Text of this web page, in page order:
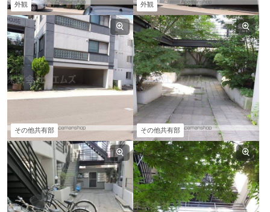
外観 外観
その他共有部 その他共有部